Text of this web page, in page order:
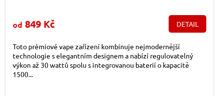
od 849 Kč DETAIL
Toto prémiové vape zařízení kombinuje nejmodernější
technologie s elegantním designem a nabízí regulovatelný
výkon až 30 wattů spolu s integrovanou baterií o kapacitě
1500...